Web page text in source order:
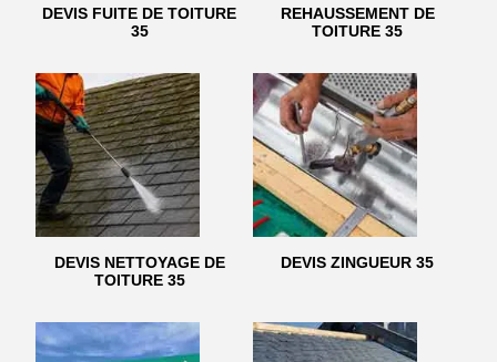
DEVIS FUITE DE TOITURE
35
REHAUSSEMENT DE
TOITURE 35
DEVIS NETTOYAGE DE
TOITURE 35
DEVIS ZINGUEUR 35